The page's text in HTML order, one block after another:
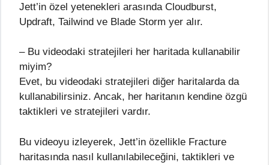
Jett’in özel yetenekleri arasında Cloudburst,
Updraft, Tailwind ve Blade Storm yer alır.
– Bu videodaki stratejileri her haritada kullanabilir
miyim?
Evet, bu videodaki stratejileri diğer haritalarda da
kullanabilirsiniz. Ancak, her haritanın kendine özgü
taktikleri ve stratejileri vardır.
Bu videoyu izleyerek, Jett’in özellikle Fracture
haritasında nasıl kullanılabileceğini, taktikleri ve